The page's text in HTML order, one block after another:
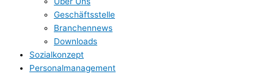
Geschäftsstelle
Branchennews
Downloads
Sozialkonzept
Personalmanagement